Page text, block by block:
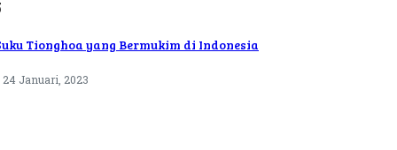
Tionghoa yang Bermukim di Indonesia
24 Januari, 2023